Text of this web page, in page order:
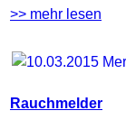
>> mehr lesen
Rauchmelder